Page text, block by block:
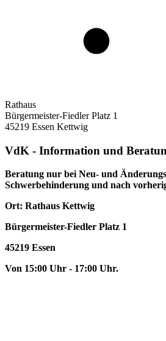
Rathaus
Bürgermeister-Fiedler Platz 1
45219 Essen Kettwig
VdK - Information und
Beratung nur bei Neu- und
Schwerbehinderung und nach
Ort: Rathaus Kettwig
Bürgermeister-Fiedler Platz 1
45219 Essen
Von 15:00 Uhr - 17:00 Uhr.